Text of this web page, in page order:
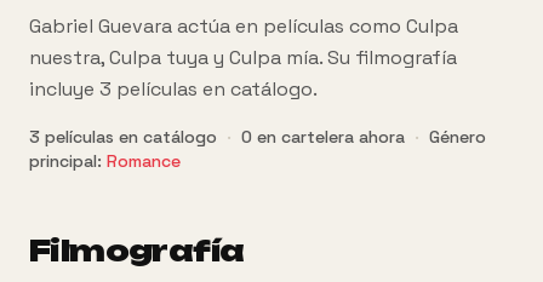
Gabriel Guevara actúa en películas como Culpa
nuestra, Culpa tuya y Culpa mía. Su filmografía
incluye 3 películas en catálogo.
3 películas en catálogo · 0 en cartelera ahora · Género
principal: Romance
Filmografía